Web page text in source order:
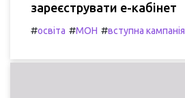
зареєструвати е-кабінет
#освіта #МОН #вступна кампанія